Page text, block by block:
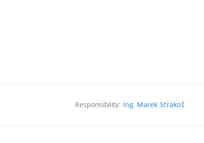
Responsibility: Ing. Marek Strakoš